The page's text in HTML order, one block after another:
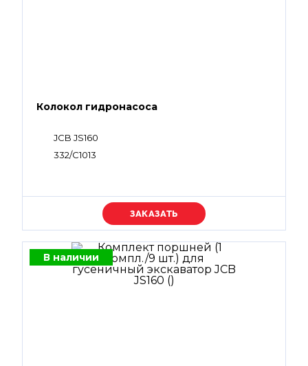
Колокол гидронасоса
JCB JS160
332/С1013
Уточняйте цену
В наличии